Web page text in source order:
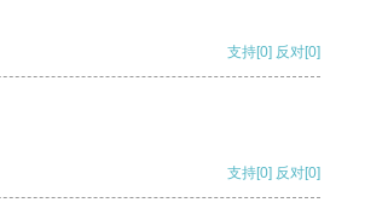
支持[0] 反对[0]
支持[0] 反对[0]